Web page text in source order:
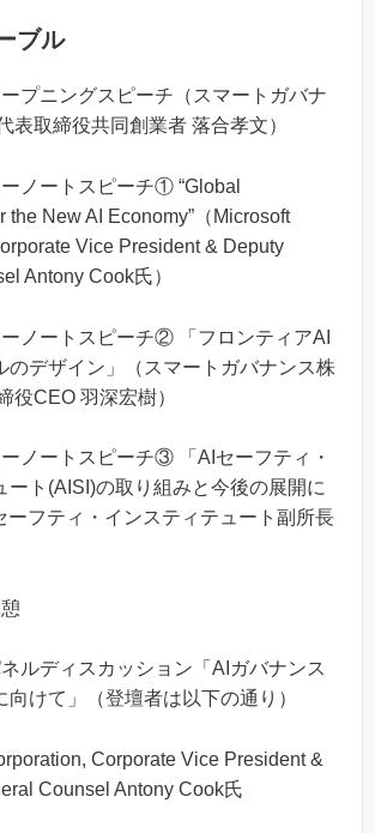
ブル
プニングスピーチ（スマートガバナ
表取締役共同創業者 落合孝文）
ノートスピーチ① “Global
the New AI Economy”（Microsoft
Vice President & Deputy
Antony Cook氏）
ノートスピーチ② 「フロンティアAI
のデザイン」（スマートガバナンス株
役CEO 羽深宏樹）
ノートスピーチ③ 「AIセーフティ・
ート(AISI)の取り組みと今後の展開に
ーフティ・インスティテュート副所長
ルディスカッション「AIガバナンス
向けて」（登壇者は以下の通り）
Corporate Vice President &
Counsel Antony Cook氏